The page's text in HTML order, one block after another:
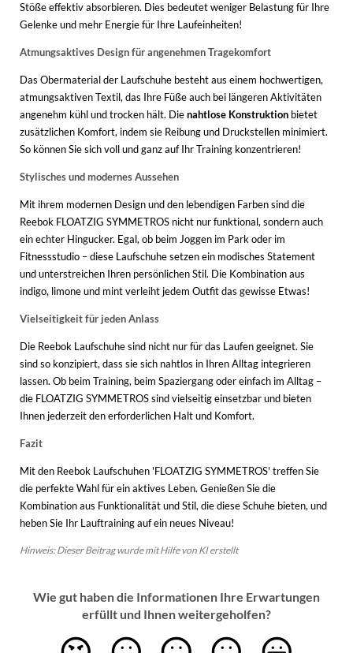
Stöße effektiv absorbieren. Dies bedeutet weniger Belastung für Ihre
Gelenke und mehr Energie für Ihre Laufeinheiten!
Atmungsaktives Design für angenehmen Tragekomfort
Das Obermaterial der Laufschuhe besteht aus einem hochwertigen,
atmungsaktiven Textil, das Ihre Füße auch bei längeren Aktivitäten
angenehm kühl und trocken hält. Dienahtlose Konstruktion bietet
zusätzlichen Komfort, indem sie Reibung und Druckstellen minimiert.
So können Sie sich voll und ganz auf Ihr Training konzentrieren!
Stylisches und modernes Aussehen
Mit ihrem modernen Design und den lebendigen Farben sind die
Reebok FLOATZIG SYMMETROS nicht nur funktional, sondern auch
ein echter Hingucker. Egal, ob beim Joggen im Park oder im
Fitnessstudio – diese Laufschuhe setzen ein modisches Statement
und unterstreichen Ihren persönlichen Stil. Die Kombination aus
indigo, limone und mint verleiht jedem Outfit das gewisse Etwas!
Vielseitigkeit für jeden Anlass
Die Reebok Laufschuhe sind nicht nur für das Laufen geeignet. Sie
sind so konzipiert, dass sie sich nahtlos in Ihren Alltag integrieren
lassen. Ob beim Training, beim Spaziergang oder einfach im Alltag –
die FLOATZIG SYMMETROS sind vielseitig einsetzbar und bieten
Ihnen jederzeit den erforderlichen Halt und Komfort.
Fazit
Mit den Reebok Laufschuhen 'FLOATZIG SYMMETROS' treffen Sie
die perfekte Wahl für ein aktives Leben. Genießen Sie die
Kombination aus Funktionalität und Stil, die diese Schuhe bieten, und
heben Sie Ihr Lauftraining auf ein neues Niveau!
Hinweis: Dieser Beitrag wurde mit Hilfe von KI erstellt
Wie gut haben die Informationen Ihre Erwartungen
erfüllt und Ihnen weitergeholfen?